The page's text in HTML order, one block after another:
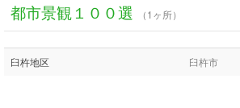
都市景観１００選 （1ヶ所）
臼杵地区 臼杵市